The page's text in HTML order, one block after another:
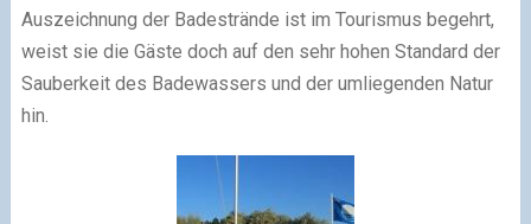
Auszeichnung der Badestrände ist im Tourismus begehrt,
weist sie die Gäste doch auf den sehr hohen Standard der
Sauberkeit des Badewassers und der umliegenden Natur
hin.